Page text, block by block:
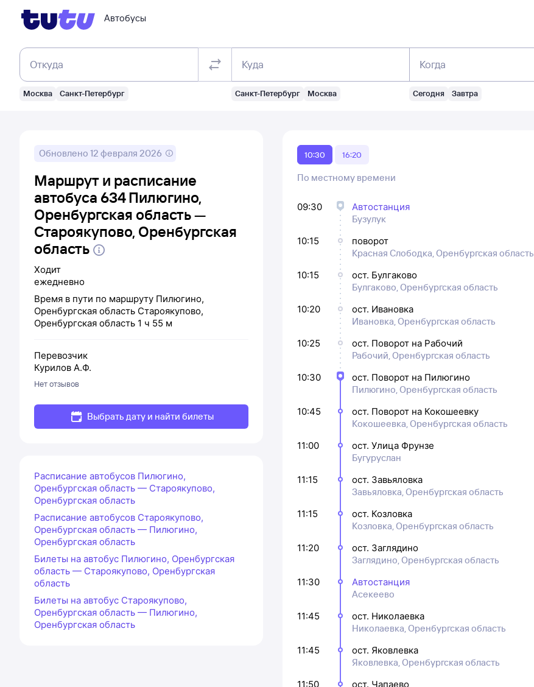
Автобусы
Откуда
Москва Санкт-Петербург
Куда
Санкт-Петербург Москва
Когда
Сегодня Завтра
Обновлено 12 февраля 2026
Маршрут и расписание
автобуса 634 Пилюгино,
Оренбургская область —
Староякупово, Оренбургская
область
Ходит
ежедневно
Время в пути по маршруту Пилюгино,
Оренбургская область Староякупово,
Оренбургская область 1 ч 55 м
Перевозчик
Курилов А.Ф.
Нет отзывов
Выбрать дату и найти билеты
10:30 16:20
По местному времени
09:30
Автостанция
Бузулук
10:15
поворот
Красная Слободка, Оренбургская область
10:15
ост. Булгаково
Булгаково, Оренбургская область
10:20
ост. Ивановка
Ивановка, Оренбургская область
10:25
ост. Поворот на Рабочий
Рабочий, Оренбургская область
10:30
ост. Поворот на Пилюгино
Пилюгино, Оренбургская область
10:45
ост. Поворот на Кокошеевку
Кокошеевка, Оренбургская область
11:00
ост. Улица Фрунзе
Бугуруслан
11:15
ост. Завьяловка
Завьяловка, Оренбургская область
11:15
ост. Козловка
Козловка, Оренбургская область
11:20
ост. Заглядино
Заглядино, Оренбургская область
11:30
Автостанция
Асекеево
11:45
ост. Николаевка
Николаевка, Оренбургская область
11:45
ост. Яковлевка
Яковлевка, Оренбургская область
11:50
ост. Чапаево
Расписание автобусов Пилюгино,
Оренбургская область — Староякупово,
Оренбургская область
Расписание автобусов Староякупово,
Оренбургская область — Пилюгино,
Оренбургская область
Билеты на автобус Пилюгино, Оренбургская
область — Староякупово, Оренбургская
область
Билеты на автобус Староякупово,
Оренбургская область — Пилюгино,
Оренбургская область